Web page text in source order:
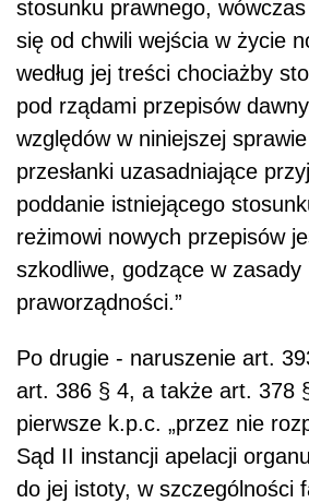
stosunku prawnego,
się od chwili wejścia w życie
według jej treści chociażby
pod rządami przepisów
względów w niniejszej sprawie
przesłanki uzasadniające
poddanie istniejącego
reżimowi nowych przepisów
szkodliwe, godzące w zasady
praworządności.”
Po drugie - naruszenie art.
art. 386 § 4, a także art. 378
pierwsze k.p.c. „przez nie
Sąd II instancji apelacji
do jej istoty, w szczególności